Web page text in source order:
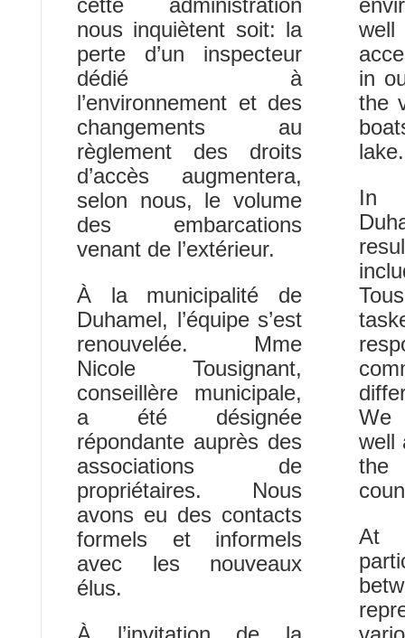
cette administration
nous inquiètent soit: la
perte d’un inspecteur
dédié à
l’environnement et des
changements au
règlement des droits
d’accès augmentera,
selon nous, le volume
des embarcations
venant de l’extérieur.
À la municipalité de
Duhamel, l’équipe s’est
renouvelée. Mme
Nicole Tousignant,
conseillère municipale,
a été désignée
répondante auprès des
associations de
propriétaires. Nous
avons eu des contacts
formels et informels
avec les nouveaux
élus.
in
the
In
We
well
At